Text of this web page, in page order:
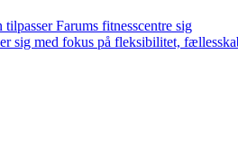
Farums fitnesscentre sig
sig med fokus på fleksibilitet,